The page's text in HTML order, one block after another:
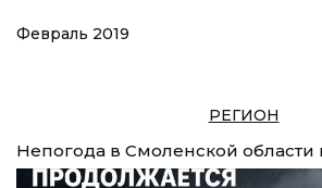
Февраль 2019
РЕГИОН
Непогода в Смоленской области